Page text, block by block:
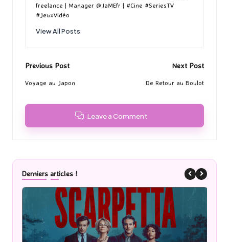
freelance | Manager @JaMEfr | #Cine #SeriesTV
#JeuxVidéo
View All Posts
Post
navigation
Previous Post
Voyage au Japon
Next Post
De Retour au Boulot
Leave a Comment
Derniers articles !